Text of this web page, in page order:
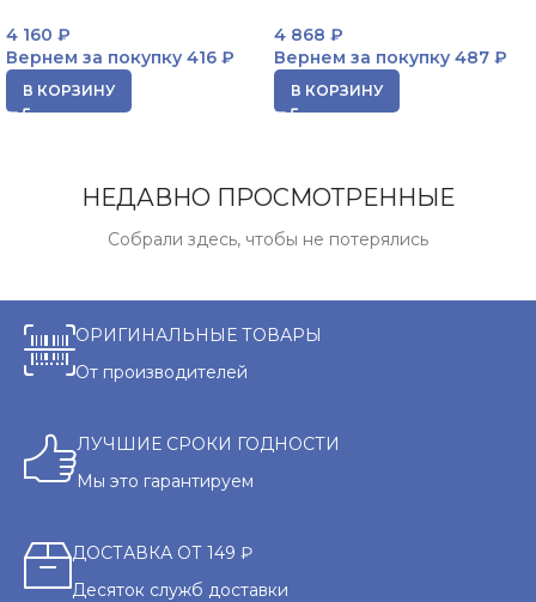
4 160 ₽
Вернем за покупку 416 ₽
В КОРЗИНУ
4 868 ₽
Вернем за покупку 487 ₽
В КОРЗИНУ
НЕДАВНО ПРОСМОТРЕННЫЕ
Собрали здесь, чтобы не потерялись
ОРИГИНАЛЬНЫЕ ТОВАРЫ
От производителей
ЛУЧШИЕ СРОКИ ГОДНОСТИ
Мы это гарантируем
ДОСТАВКА ОТ 149 ₽
Десяток служб доставки